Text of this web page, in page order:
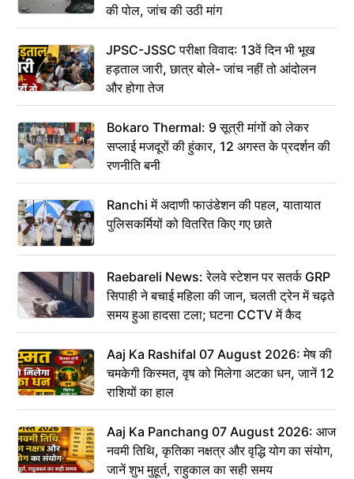
की पोल, जांच की उठी मांग
JPSC-JSSC परीक्षा विवाद: 13वें दिन भी भूख
हड़ताल जारी, छात्र बोले- जांच नहीं तो आंदोलन
और होगा तेज
Bokaro Thermal: 9 सूत्री मांगों को लेकर
सप्लाई मजदूरों की हुंकार, 12 अगस्त के प्रदर्शन की
रणनीति बनी
Ranchi में अदाणी फाउंडेशन की पहल, यातायात
पुलिसकर्मियों को वितरित किए गए छाते
Raebareli News: रेलवे स्टेशन पर सतर्क GRP
सिपाही ने बचाई महिला की जान, चलती ट्रेन में चढ़ते
समय हुआ हादसा टला; घटना CCTV में कैद
Aaj Ka Rashifal 07 August 2026: मेष की
चमकेगी किस्मत, वृष को मिलेगा अटका धन, जानें 12
राशियों का हाल
Aaj Ka Panchang 07 August 2026: आज
नवमी तिथि, कृतिका नक्षत्र और वृद्धि योग का संयोग,
जानें शुभ मुहूर्त, राहुकाल का सही समय